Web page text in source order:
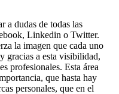
a dudas de todas las
Linkedin o Twitter.
la imagen que cada uno
gracias a esta visibilidad,
profesionales. Esta área
que hasta hay
personales, que en el